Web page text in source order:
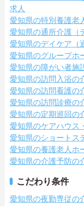
求人
愛知県の特別養護老
愛知県の通所介護（
愛知県のデイケア（
愛知県のグループホ
愛知県の障がい者施
愛知県の訪問入浴の
愛知県の訪問看護の
愛知県の訪問診療の
愛知県の定期巡回の
愛知県のケアハウス
愛知県のショートス
愛知県の養護老人ホ
愛知県の介護予防の
こだわり条件
愛知県の夜勤専従の